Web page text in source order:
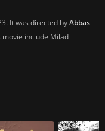
It was directed byAbbas
movie include Milad